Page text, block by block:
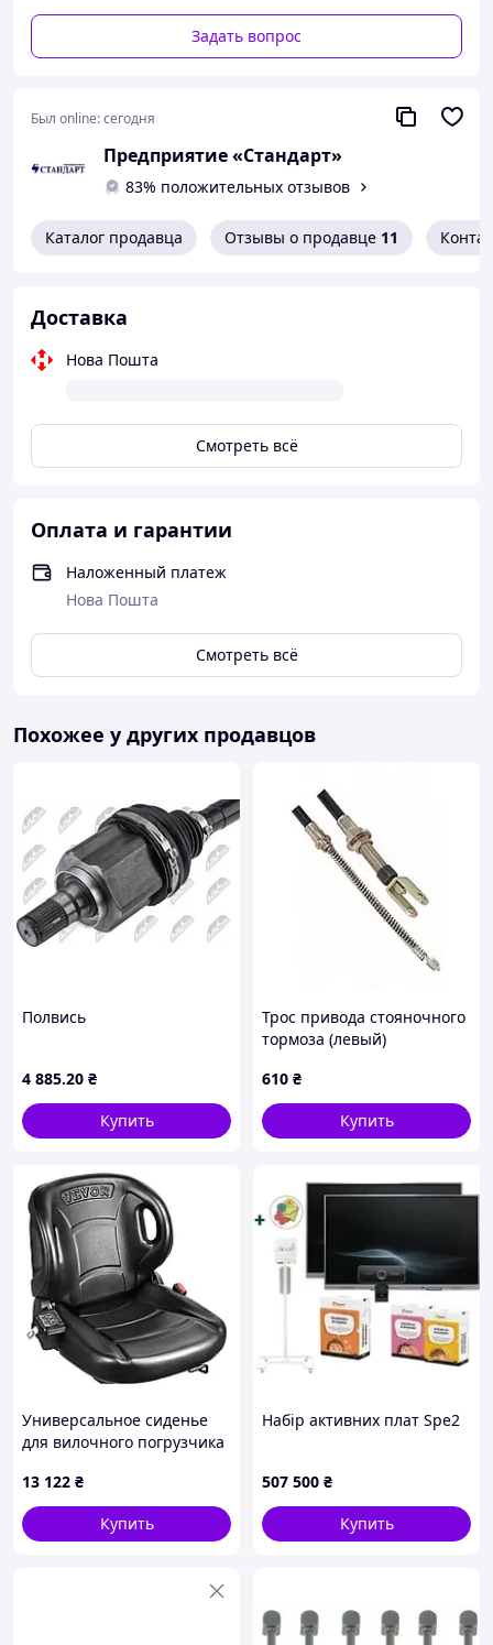
Задать вопрос
Был online:сегодня
Предприятие «Cтандарт»
83% положительных отзывов
Каталог продавца Отзывы о продавце 11
Доставка
Нова Пошта
Смотреть всё
Оплата и гарантии
Наложенный платеж
Нова Пошта
Смотреть всё
Похожее у других продавцов
Полвись
4 885.20 ₴
Купить
Трос привода стояночного
тормоза (левый)
13310-71
610 ₴
Купить
Универсальное сиденье
для вилочного погрузчика
трактора с регулируемой
спинкой,
микропереключателем и
13 122 ₴
Купить
Набір активних плат Spe2
507 500 ₴
Купить